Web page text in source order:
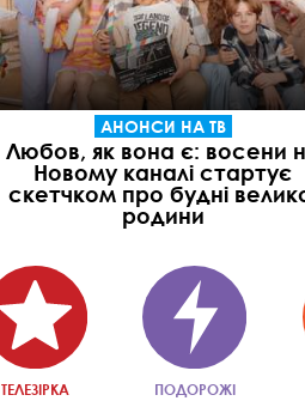
АНОНСИ НА ТВ
Любов, як вона є: восени
Новому каналі стартує
скетчком про будні
родини
ТЕЛЕЗІРКА ПОДОРОЖІ